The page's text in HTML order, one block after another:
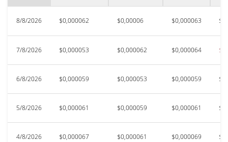
8/8/2026 $0,000062 $0,00006 $0,000063
7/8/2026 $0,000053 $0,000062 $0,000064
6/8/2026 $0,000059 $0,000053 $0,000059
5/8/2026 $0,000061 $0,000059 $0,000061
4/8/2026 $0,000067 $0,000061 $0,000069